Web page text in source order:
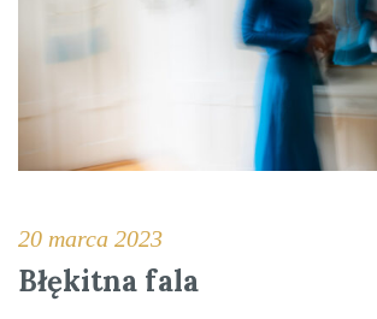
20 marca 2023
Błękitna fala